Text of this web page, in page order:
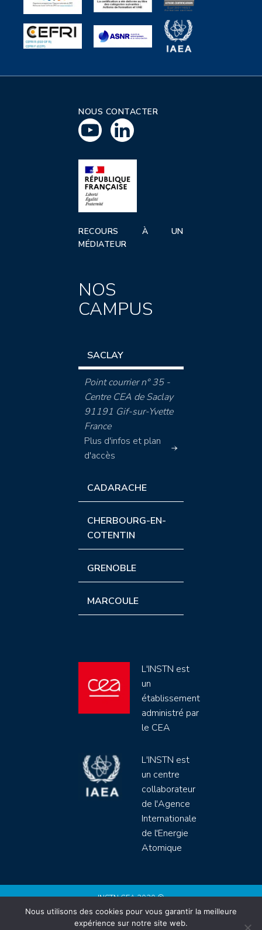
NOUS CONTACTER
RECOURS À UN
MÉDIATEUR
NOS
CAMPUS
SACLAY
Point courrier n° 35 -
Centre CEA de Saclay
91191 Gif-sur-Yvette
France
Plus d'infos et plan
d'accès
CADARACHE
CHERBOURG-EN-
COTENTIN
GRENOBLE
MARCOULE
L'INSTN est
un
établissement
administré par
le CEA
L'INSTN est
un centre
collaborateur
de l'Agence
Internationale
de l'Energie
Atomique
INSTN CEA 2020 ©
Politique de protection de données (rgpd)
Nous utilisons des cookies pour vous garantir la meilleure
expérience sur notre site web.